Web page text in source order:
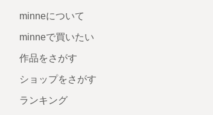
minneについて
minneで買いたい
作品をさがす
ショップをさがす
ランキング